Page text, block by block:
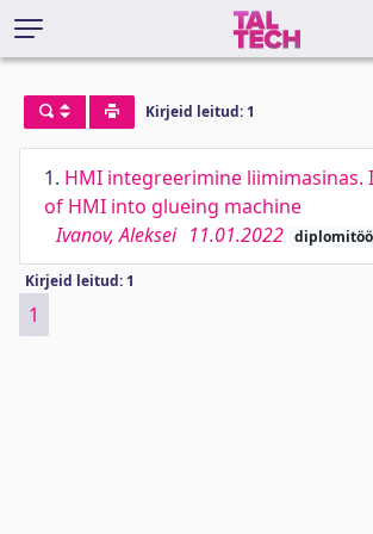
Kirjeid leitud: 1
1. HMI integreerimine liimimasinas.
of HMI into glueing machine
Ivanov, Aleksei 11.01.2022
Kirjeid leitud: 1
1